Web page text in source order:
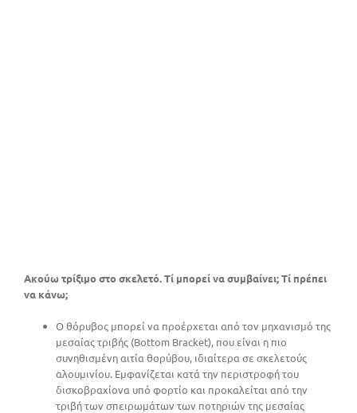
Ακούω τρίξιμο στο σκελετό. Τί μπορεί να συμβαίνει; Τί πρέπει
να κάνω;
Ο θόρυβος μπορεί να προέρχεται από τον μηχανισμό της
μεσαίας τριβής (Bottom Bracket), που είναι η πιο
συνηθισμένη αιτία θορύβου, ιδιαίτερα σε σκελετούς
αλουμινίου. Εμφανίζεται κατά την περιστροφή του
δισκοβραχίονα υπό φορτίο και προκαλείται από την
τριβή των σπειρωμάτων των ποτηριών της μεσαίας